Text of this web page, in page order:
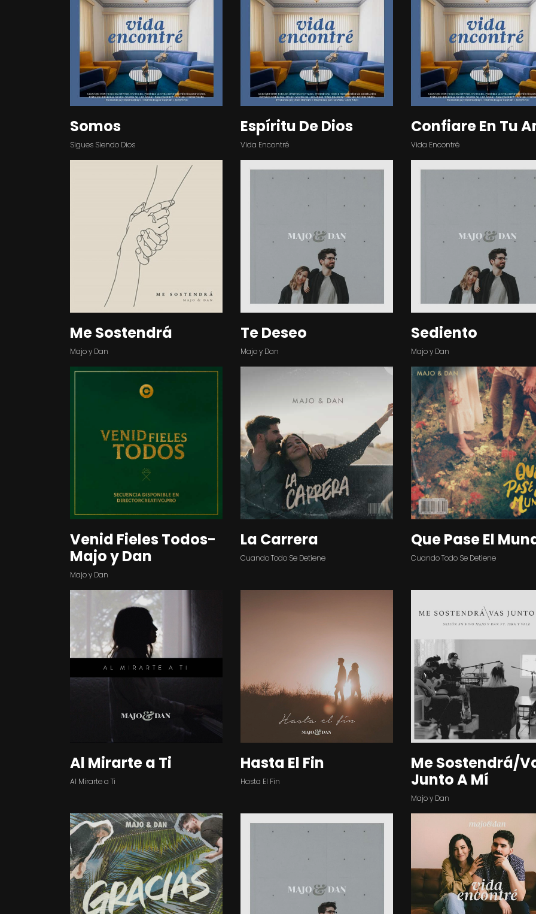
Somos
Sigues Siendo Dios
Espíritu De Dios
Vida Encontré
Confiare En Tu
Vida Encontré
Me Sostendrá
Majo y Dan
Te Deseo
Majo y Dan
Sediento
Majo y Dan
Venid Fieles Todos-
Majo y Dan
Majo y Dan
La Carrera
Cuando Todo Se Detiene
Que Pase El
Cuando Todo Se Detiene
Al Mirarte a Ti
Al Mirarte a Ti
Hasta El Fin
Hasta El Fin
Me Sostendrá/
Junto A Mí
Majo y Dan